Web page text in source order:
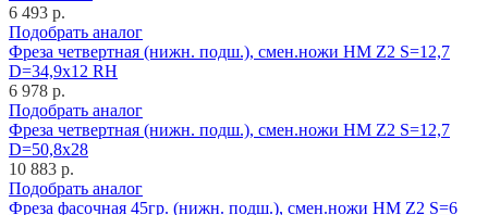
6 493 р.
Подобрать аналог
Фреза четвертная (нижн. подш.), смен.ножи HM Z2 S=12,7
D=34,9x12 RH
6 978 р.
Подобрать аналог
Фреза четвертная (нижн. подш.), смен.ножи HM Z2 S=12,7
D=50,8x28
10 883 р.
Подобрать аналог
Фреза фасочная 45гр. (нижн. подш.), смен.ножи HM Z2 S=6